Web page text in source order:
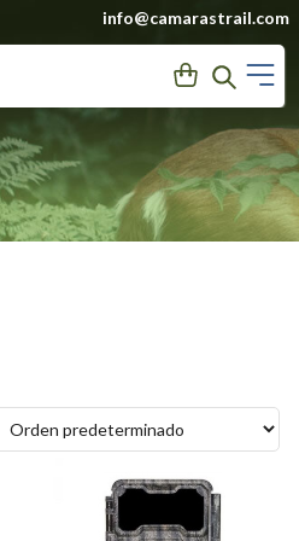
info@camarastrail.com
User Search